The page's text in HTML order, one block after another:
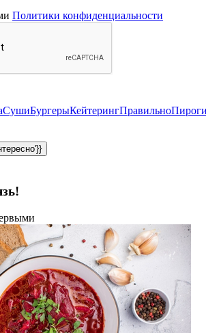
Политики конфиденциальности
СушиБургерыКейтерингПравильно